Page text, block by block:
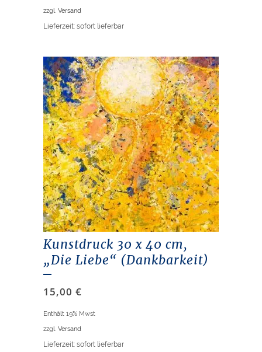
zzgl. Versand
Lieferzeit: sofort lieferbar
Kunstdruck 30 x 40 cm,
„Die Liebe“ (Dankbarkeit)
15,00 €
Enthält 19% Mwst
zzgl. Versand
Lieferzeit: sofort lieferbar